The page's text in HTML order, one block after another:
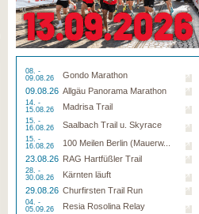
08. -
09.08.26
Gondo Marathon
09.08.26 Allgäu Panorama Marathon
14. -
15.08.26
Madrisa Trail
15. -
16.08.26
Saalbach Trail u. Skyrace
15. -
16.08.26
100 Meilen Berlin (Mauerw...
23.08.26 RAG Hartfüßler Trail
28. -
30.08.26
Kärnten läuft
29.08.26 Churfirsten Trail Run
04. -
05.09.26
Resia Rosolina Relay